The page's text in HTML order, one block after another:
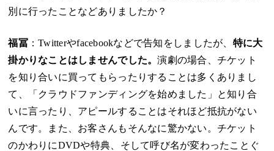
別に行ったことなどありましたか？
福冨：Twitterやfacebookなどで告知をしましたが、 特に大
掛かりなことはしませんでした。演劇の場合、チケット
を知り合いに買ってもらったりすることは多くありまし
て、「クラウドファンディングを始めました」と知り合
いに言ったり、アピールすることはそれほど抵抗がない
んです。また、お客さんもそんなに驚かない。チケット
のかわりにDVDや特典、そして呼び名が変わったことぐ